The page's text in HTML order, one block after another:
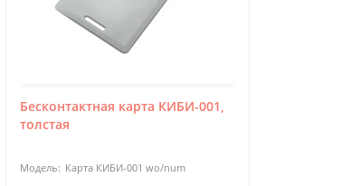
Бесконтактная карта КИБИ-001,
толстая
Карта КИБИ-001 wo/num